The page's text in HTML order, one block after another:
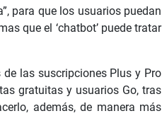
para que los usuarios puedan
que el ‘chatbot’ puede tratar
las suscripciones Plus y Pro
gratuitas y usuarios Go, tras
además, de manera más